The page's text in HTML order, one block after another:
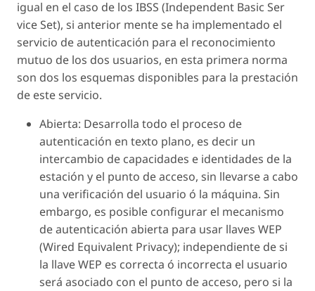
igual en el caso de los IBSS (Independent Basic Ser
vice Set), si anterior mente se ha implementado el
servicio de autenticación para el reconocimiento
mutuo de los dos usuarios, en esta primera norma
son dos los esquemas disponibles para la prestación
de este servicio.
Abierta: Desarrolla todo el proceso de
autenticación en texto plano, es decir un
intercambio de capacidades e identidades de la
estación y el punto de acceso, sin llevarse a cabo
una verificación del usuario ó la máquina. Sin
embargo, es posible configurar el mecanismo
de autenticación abierta para usar llaves WEP
(Wired Equivalent Privacy); independiente de si
la llave WEP es correcta ó incorrecta el usuario
será asociado con el punto de acceso, pero si la